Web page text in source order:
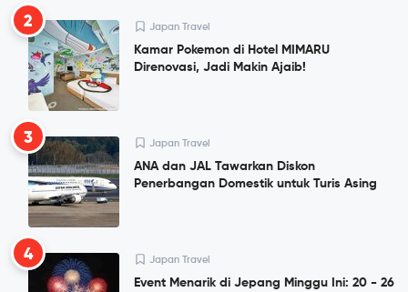
2 Japan Travel
Kamar Pokemon di Hotel MIMARU
Direnovasi, Jadi Makin Ajaib!
3 Japan Travel
ANA dan JAL Tawarkan Diskon
Penerbangan Domestik untuk Turis Asing
4 Japan Travel
Event Menarik di Jepang Minggu Ini: 20 - 26